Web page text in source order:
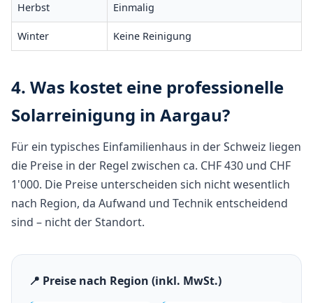
Herbst Einmalig
Winter Keine Reinigung
4. Was kostet eine professionelle
Solarreinigung in Aargau?
Für ein typisches Einfamilienhaus in der Schweiz liegen
die Preise in der Regel zwischen ca. CHF 430 und CHF
1'000. Die Preise unterscheiden sich nicht wesentlich
nach Region, da Aufwand und Technik entscheidend
sind – nicht der Standort.
📍 Preise nach Region (inkl. MwSt.)